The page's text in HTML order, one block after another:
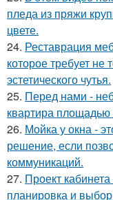
пледа из пряжи
цвете.
24. Реставрация
которое требует не
эстетического чутья.
25. Перед нами -
квартира площадью
26. Мойка у окна -
решение, если
коммуникаций.
27. Проект
планировка и